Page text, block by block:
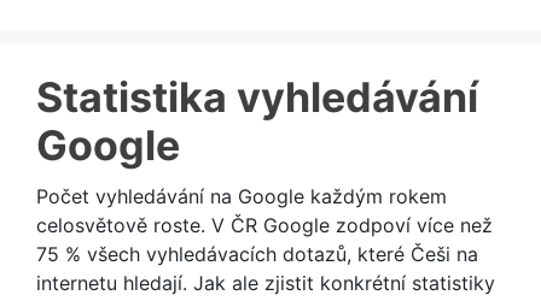
Statistika vyhledávání
Google
Počet vyhledávání na Google každým rokem
celosvětově roste. V ČR Google zodpoví více než
75 % všech vyhledávacích dotazů, které Češi na
internetu hledají. Jak ale zjistit konkrétní statistiky